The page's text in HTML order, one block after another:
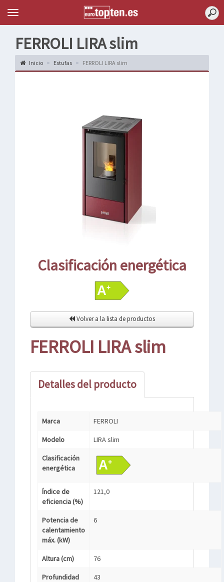
Topten
Menu
FERROLI LIRA slim
Inicio Estufas FERROLI LIRA slim
Clasificación energética
Volver a la lista de productos
FERROLI LIRA slim
Detalles del producto
Marca FERROLI
Modelo LIRA slim
Clasificación
energética
Índice de
eficiencia (%)
121,0
Potencia de
calentamiento
máx. (kW)
6
Altura (cm) 76
Profundidad
43